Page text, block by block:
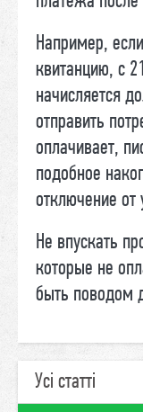
Например,
квитанцию, с
начисляется
отправить
оплачивает,
подобное
отключение от
Не впускать
которые не
быть поводом
Усі статті